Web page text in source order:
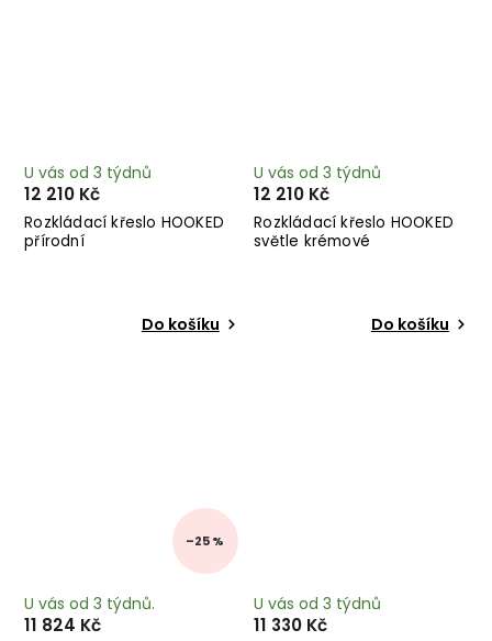
Rozkládací křeslo HOOKED
přírodní
U vás od 3 týdnů
12 210 Kč
Do košíku
Rozkládací křeslo HOOKED
světle krémové
U vás od 3 týdnů
12 210 Kč
Do košíku
–25 %
U vás od 3 týdnů.
11 824 Kč
U vás od 3 týdnů
11 330 Kč